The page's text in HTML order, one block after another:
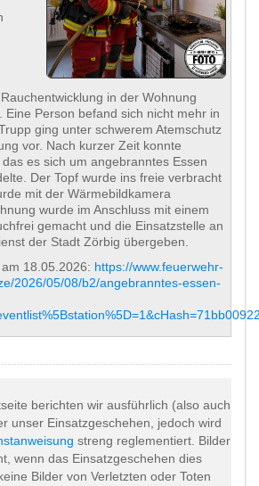
in der Wohnung
Eine Person befand sich nicht mehr in
ging unter schwerem Atemschutz
vor. Nach kurzer Zeit konnte
es sich um angebranntes Essen
Der Topf wurde ins freie verbracht
mit der Wärmebildkamera
wurde im Anschluss mit einem
gemacht und die Einsatzstelle an
der Stadt Zörbig übergeben.
18.05.2026: https://www.feuerwehr-
2026/05/08/b2/angebranntes-essen-
berichten wir ausführlich (also auch
unser Einsatzgeschehen, jedoch wird
streng reglementiert. Bilder
wenn das Einsatzgeschehen dies
Bilder von Verletzten oder Toten